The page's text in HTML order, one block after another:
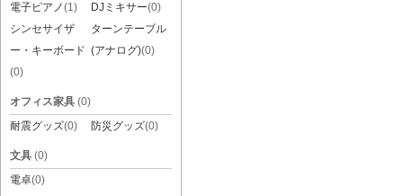
電子ピアノ(1) DJミキサー(0)
シンセサイザ
ー・キーボード
(0)
ターンテーブル
(アナログ)(0)
オフィス家具 (0)
耐震グッズ(0) 防災グッズ(0)
文具 (0)
電卓(0)